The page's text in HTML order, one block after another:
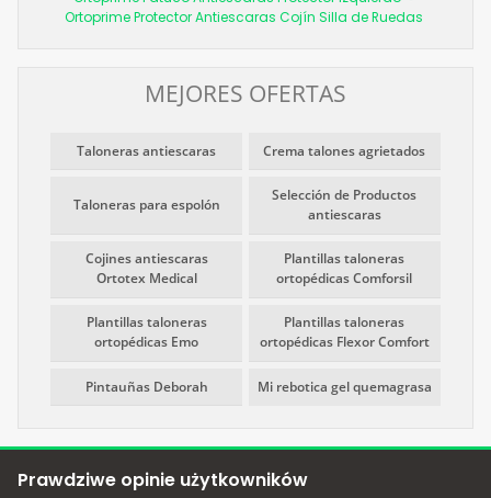
Ortoprime Protector Antiescaras Cojín Silla de Ruedas
MEJORES OFERTAS
Taloneras antiescaras Crema talones agrietados
Taloneras para espolón
Selección de Productos
antiescaras
Cojines antiescaras
Ortotex Medical
Plantillas taloneras
ortopédicas Comforsil
Plantillas taloneras
ortopédicas Emo
Plantillas taloneras
ortopédicas Flexor Comfort
Pintauñas Deborah Mi rebotica gel quemagrasa
Prawdziwe opinie użytkowników